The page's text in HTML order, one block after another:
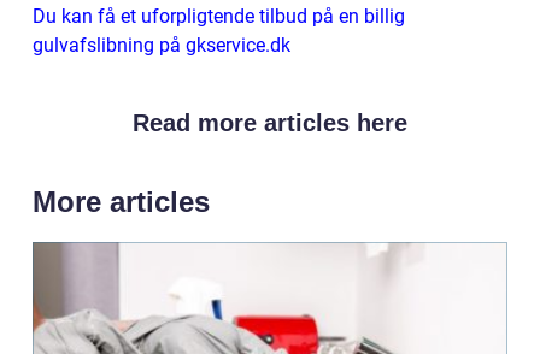
Du kan få et uforpligtende tilbud på en billig
gulvafslibning på gkservice.dk
Read more articles here
More articles